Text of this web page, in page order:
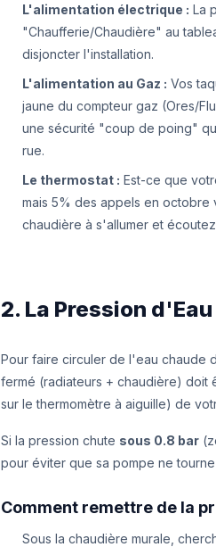
L'alimentation électrique : La
"Chaufferie/Chaudière" au
disjoncter l'installation.
L'alimentation au Gaz : Vos
jaune du compteur gaz (Ores/
une sécurité "coup de poing"
rue.
Le thermostat : Est-ce que
mais 5% des appels en octobre
chaudière à s'allumer et
2. La Pression d'Eau
Pour faire circuler de l'eau chaude
fermé (radiateurs + chaudière) doit
sur le thermomètre à aiguille) de
Si la pression chute sous 0.8 bar
pour éviter que sa pompe ne
Comment remettre de la
Sous la chaudière murale,